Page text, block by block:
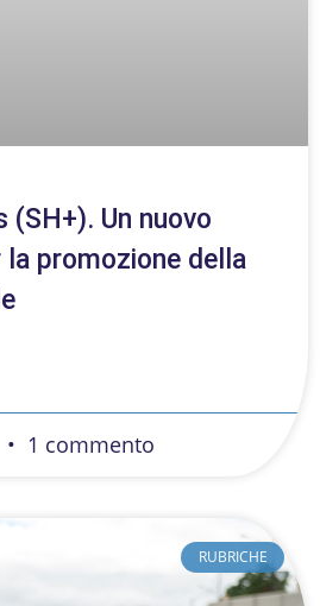
(SH+). Un nuovo
promozione della
1 commento
RUBRICHE